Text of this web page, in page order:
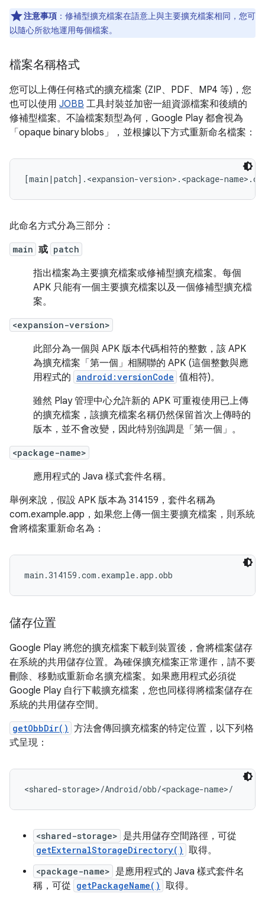
注意事項 ：修補型擴充檔案在語意上與主要擴充檔案相同，您可
以隨心所欲地運用每個檔案。
檔案名稱格式
您可以上傳任何格式的擴充檔案 (ZIP、PDF、MP4 等)，您
也可以使用 JOBB 工具封裝並加密一組資源檔案和後續的
修補型檔案。不論檔案類型為何，Google Play 都會視為
「opaque binary blobs」，並根據以下方式重新命名檔案：
此命名方式分為三部分：
main 或 patch
指出檔案為主要擴充檔案或修補型擴充檔案。每個
APK 只能有一個主要擴充檔案以及一個修補型擴充檔
案。
<expansion-version>
此部分為一個與 APK 版本代碼相符的整數，該 APK
為擴充檔案「第一個」 相關聯的 APK (這個整數與應
用程式的 android:versionCode 值相符)。
雖然 Play 管理中心允許新的 APK 可重複使用已上傳
的擴充檔案，該擴充檔案名稱仍然保留首次上傳時的
版本，並不會改變，因此特別強調是「第一個」。
<package-name>
應用程式的 Java 樣式套件名稱。
舉例來說，假設 APK 版本為 314159，套件名稱為
com.example.app，如果您上傳一個主要擴充檔案，則系統
會將檔案重新命名為：
main.314159.com.example.app.obb
儲存位置
Google Play 將您的擴充檔案下載到裝置後，會將檔案儲存
在系統的共用儲存位置。為確保擴充檔案正常運作，請不要
刪除、移動或重新命名擴充檔案。如果應用程式必須從
Google Play 自行下載擴充檔案，您也同樣得將檔案儲存在
系統的共用儲存空間。
getObbDir() 方法會傳回擴充檔案的特定位置，以下列格
式呈現：
<shared-storage> 是共用儲存空間路徑，可從
getExternalStorageDirectory() 取得。
<package-name> 是應用程式的 Java 樣式套件名
稱，可從 getPackageName() 取得。